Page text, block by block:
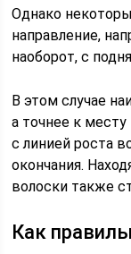
Однако
направление,
наоборот, с
В этом случае
а точнее к
с линией роста
окончания.
волоски также
Как